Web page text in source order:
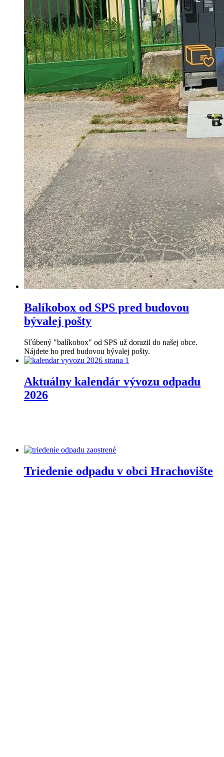
Balíkobox od SPS pred budovou
bývalej pošty
Sľúbený "balíkobox" od SPS už dorazil do našej obce.
Nájdete ho pred budovou bývalej pošty.
Aktuálny kalendár vývozu odpadu
2026
Triedenie odpadu v obci Hrachovište